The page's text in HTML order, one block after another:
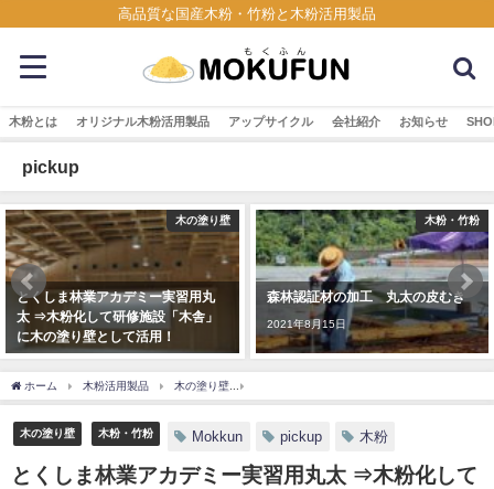
高品質な国産木粉・竹粉と木粉活用製品
木粉とは オリジナル木粉活用製品 アップサイクル 会社紹介 お知らせ
pickup
木粉・竹粉
森林認証材の加工 丸太の皮むき
2021年8月15日
木粉・竹粉
【パウダー加工の依頼対応】木
粉・竹粉/おが粉・チップなど粉砕
加工の受託について
ホーム 木粉活用製品 木の塗り壁
木の塗り壁 木粉・竹粉 Mokkun pickup 木粉
とくしま林業アカデミー実習用丸太 ⇒木粉化して